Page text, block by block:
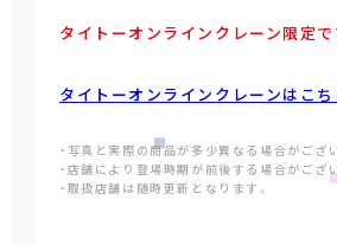
タイトーオンラインクレーン限定で
タイトーオンラインクレーンはこち
・写真と実際の商品が多少異なる場合がござ
・店舗により登場時期が前後する場合がござ
・取扱店舗は随時更新となります。